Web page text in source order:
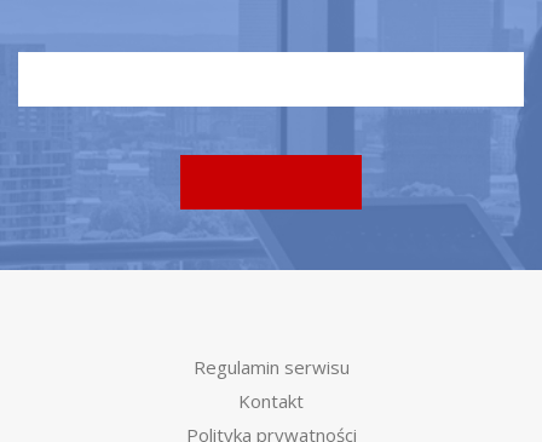
Regulamin serwisu
Kontakt
Polityka prywatności